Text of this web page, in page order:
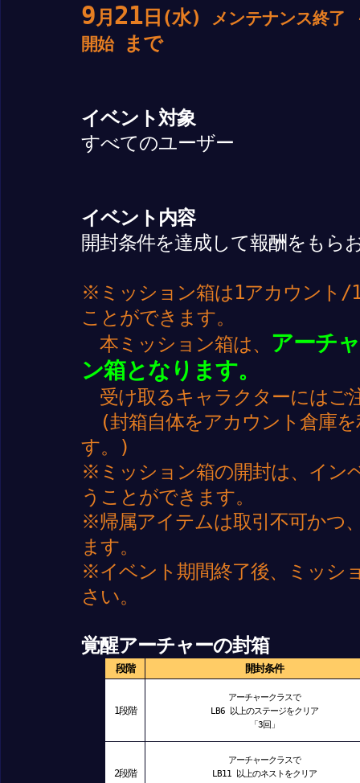
9月 21 日(水) メンテナンス終了
開始まで
イベント対象
すべてのユーザー
イベント内容
開封条件を達成して報酬をもら
※ミッション箱は1アカウント/
ことができます。
本ミッション箱は、 アーチ
ン箱となります。
受け取るキャラクターにはご
(封箱自体をアカウント倉庫
す。)
※ミッション箱の開封は、イン
うことができます。
※帰属アイテムは取引不可かつ
ます。
※イベント期間終了後、ミッシ
さい。
覚醒アーチャーの封箱
段階 開封条件
1段階
アーチャークラスで
LB6 以上のステージをクリア
「3回」
2段階
アーチャークラスで
LB11 以上のネストをクリア